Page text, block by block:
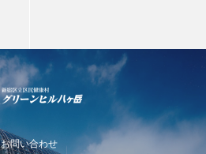
お問い合わせ